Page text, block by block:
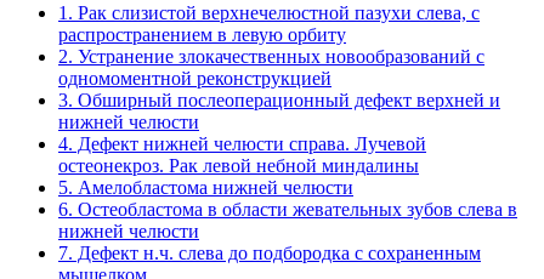
1. Рак слизистой верхнечелюстной пазухи слева, с
распространением в левую орбиту
2. Устранение злокачественных новообразований с
одномоментной реконструкцией
3. Обширный послеоперационный дефект верхней и
нижней челюсти
4. Дефект нижней челюсти справа. Лучевой
остеонекроз. Рак левой небной миндалины
5. Амелобластома нижней челюсти
6. Остеобластома в области жевательных зубов слева в
нижней челюсти
7. Дефект н.ч. слева до подбородка с сохраненным
мыщелком